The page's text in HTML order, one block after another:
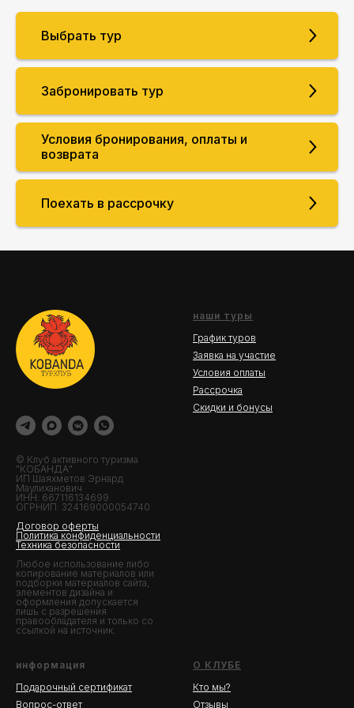
Выбрать тур
Забронировать тур
Условия бронирования, оплаты и
возврата
Поехать в рассрочку
© Клуб активного туризма
"КОБАНДА"
ИП Шаяхметов Эрнард
Маулиханович
ИНН: 667116134699
ОГРНИП: 324169000054740
Договор оферты
Политика конфиденциальности
Техника безопасности
Любое использование либо
копирование материалов или
подборки материалов сайта,
элементов дизайна и
оформления допускается
лишь с разрешения
правообладателя и только со
ссылкой на источник.
наши туры
График туров
Заявка на участие
Условия оплаты
Рассрочка
Скидки и бонусы
информация
Подарочный сертификат
Вопрос-ответ
О КЛУБЕ
Кто мы?
Отзывы